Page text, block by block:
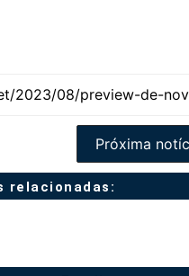
Próxima
relacionadas: